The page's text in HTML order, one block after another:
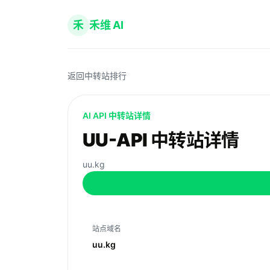
禾 禾维 AI
返回中转站排行
AI API 中转站详情
UU-API 中转站详情
uu.kg
站点域名
uu.kg